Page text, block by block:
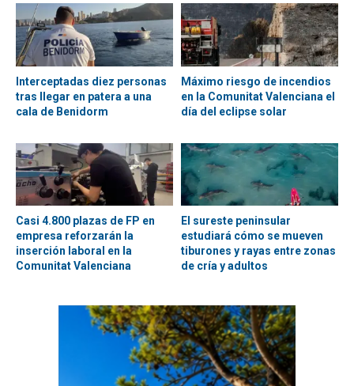
Interceptadas diez personas
tras llegar en patera a una
cala de Benidorm
Máximo riesgo de incendios
en la Comunitat Valenciana el
día del eclipse solar
Casi 4.800 plazas de FP en
empresa reforzarán la
inserción laboral en la
Comunitat Valenciana
El sureste peninsular
estudiará cómo se mueven
tiburones y rayas entre zonas
de cría y adultos